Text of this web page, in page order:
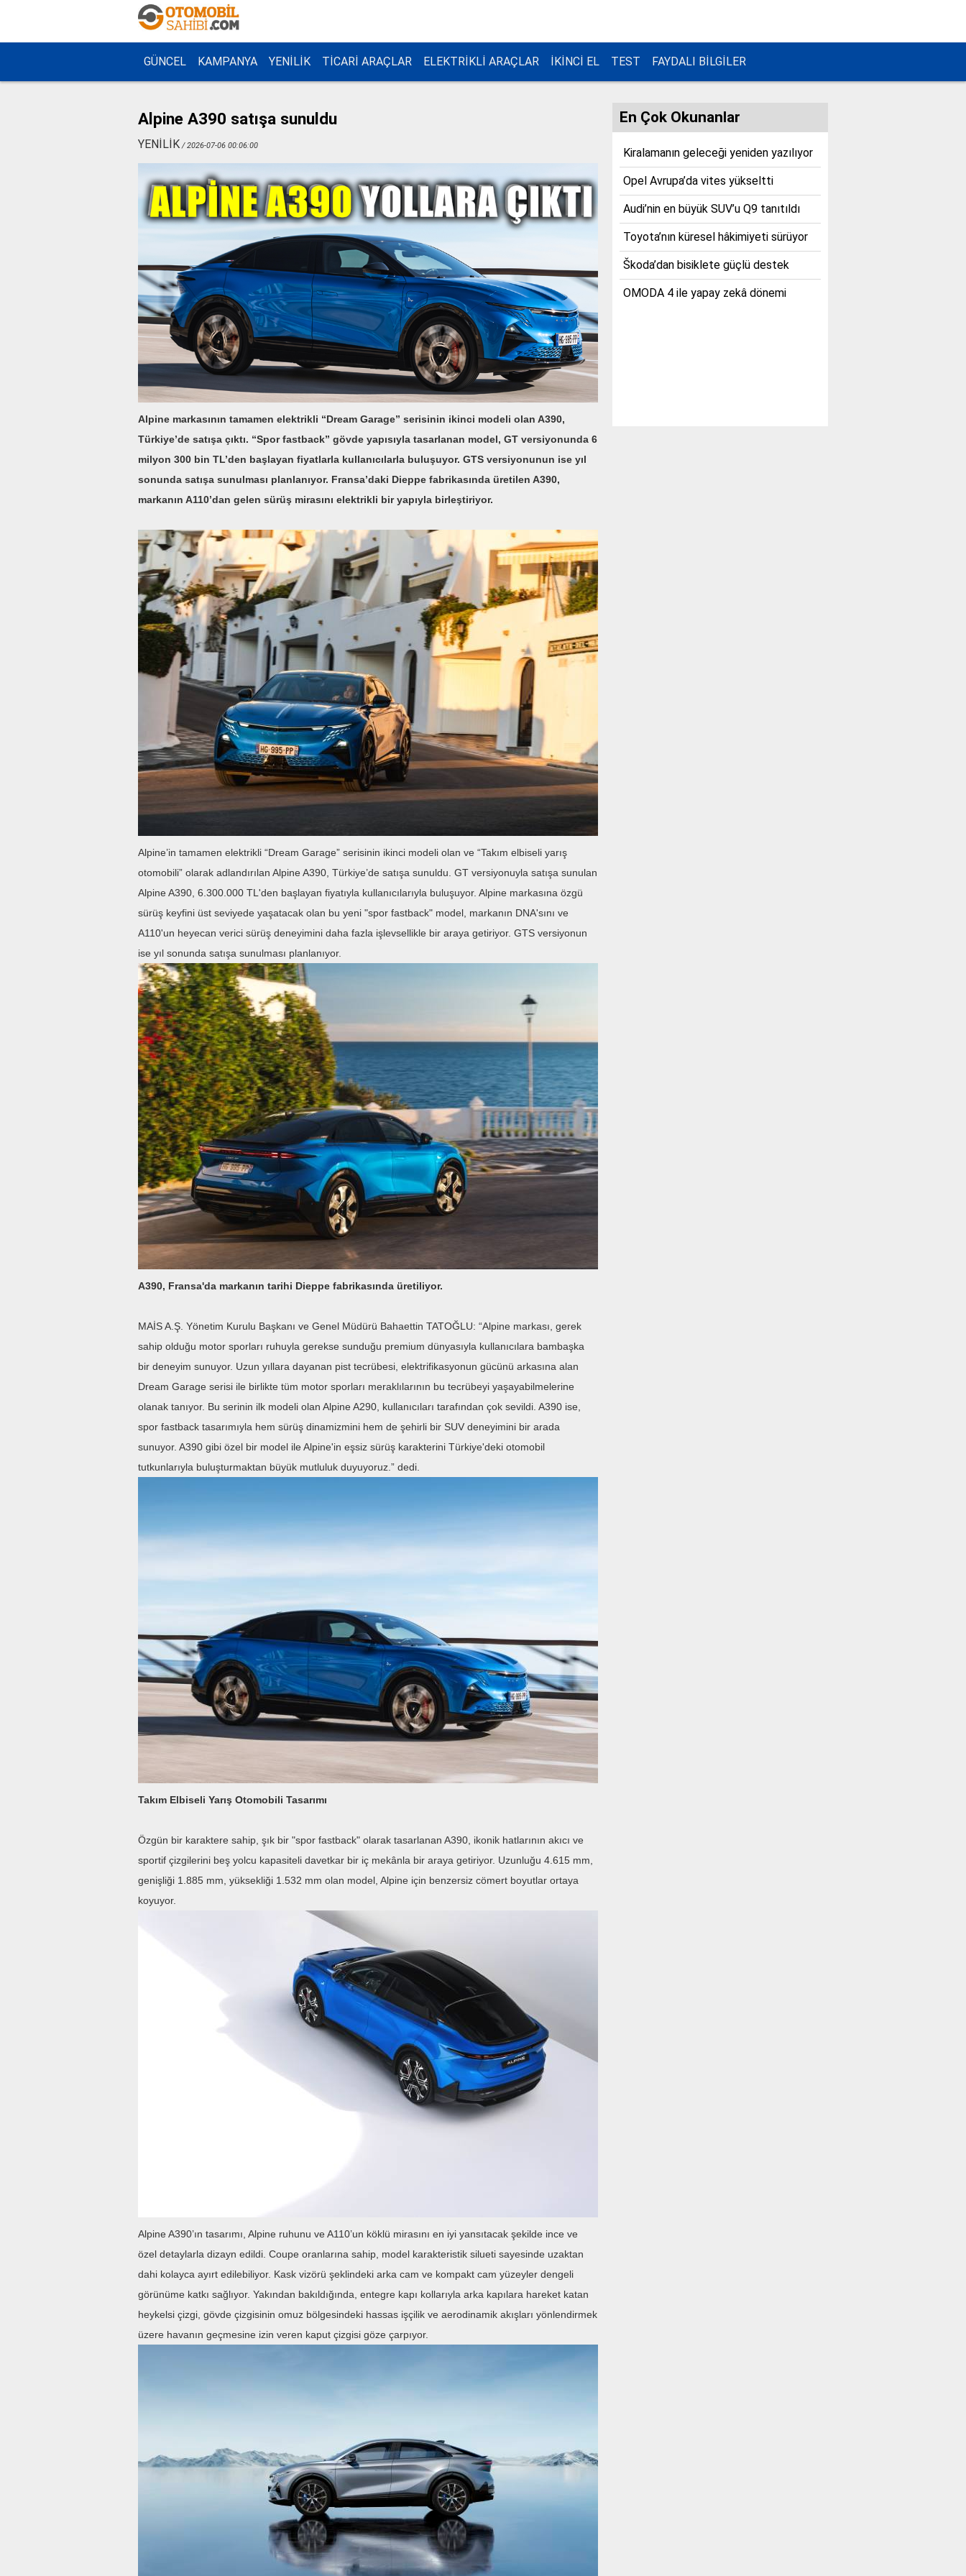
GÜNCEL KAMPANYA YENİLİK TİCARİ ARAÇLAR ELEKTRİKLİ ARAÇLAR İKİNCİ EL TEST FAYDALI BİLGİLER
Alpine A390 satışa sunuldu
YENİLİK / 2026-07-06 00:06:00
Alpine markasının tamamen elektrikli “Dream Garage” serisinin ikinci modeli olan A390,
Türkiye’de satışa çıktı. “Spor fastback” gövde yapısıyla tasarlanan model, GT versiyonunda 6
milyon 300 bin TL’den başlayan fiyatlarla kullanıcılarla buluşuyor. GTS versiyonunun ise yıl
sonunda satışa sunulması planlanıyor. Fransa’daki Dieppe fabrikasında üretilen A390,
markanın A110’dan gelen sürüş mirasını elektrikli bir yapıyla birleştiriyor.
Alpine’in tamamen elektrikli “Dream Garage” serisinin ikinci modeli olan ve “Takım elbiseli yarış
otomobili” olarak adlandırılan Alpine A390, Türkiye’de satışa sunuldu. GT versiyonuyla satışa sunulan
Alpine A390, 6.300.000 TL'den başlayan fiyatıyla kullanıcılarıyla buluşuyor. Alpine markasına özgü
sürüş keyfini üst seviyede yaşatacak olan bu yeni "spor fastback" model, markanın DNA'sını ve
A110'un heyecan verici sürüş deneyimini daha fazla işlevsellikle bir araya getiriyor. GTS versiyonun
ise yıl sonunda satışa sunulması planlanıyor.
A390, Fransa'da markanın tarihi Dieppe fabrikasında üretiliyor.
MAİS A.Ş. Yönetim Kurulu Başkanı ve Genel Müdürü Bahaettin TATOĞLU: “Alpine markası, gerek
sahip olduğu motor sporları ruhuyla gerekse sunduğu premium dünyasıyla kullanıcılara bambaşka
bir deneyim sunuyor. Uzun yıllara dayanan pist tecrübesi, elektrifikasyonun gücünü arkasına alan
Dream Garage serisi ile birlikte tüm motor sporları meraklılarının bu tecrübeyi yaşayabilmelerine
olanak tanıyor. Bu serinin ilk modeli olan Alpine A290, kullanıcıları tarafından çok sevildi. A390 ise,
spor fastback tasarımıyla hem sürüş dinamizmini hem de şehirli bir SUV deneyimini bir arada
sunuyor. A390 gibi özel bir model ile Alpine'in eşsiz sürüş karakterini Türkiye'deki otomobil
tutkunlarıyla buluşturmaktan büyük mutluluk duyuyoruz.” dedi.
Takım Elbiseli Yarış Otomobili Tasarımı
Özgün bir karaktere sahip, şık bir "spor fastback" olarak tasarlanan A390, ikonik hatlarının akıcı ve
sportif çizgilerini beş yolcu kapasiteli davetkar bir iç mekânla bir araya getiriyor. Uzunluğu 4.615 mm,
genişliği 1.885 mm, yüksekliği 1.532 mm olan model, Alpine için benzersiz cömert boyutlar ortaya
koyuyor.
Alpine A390’ın tasarımı, Alpine ruhunu ve A110’un köklü mirasını en iyi yansıtacak şekilde ince ve
özel detaylarla dizayn edildi. Coupe oranlarına sahip, model karakteristik silueti sayesinde uzaktan
dahi kolayca ayırt edilebiliyor. Kask vizörü şeklindeki arka cam ve kompakt cam yüzeyler dengeli
görünüme katkı sağlıyor. Yakından bakıldığında, entegre kapı kollarıyla arka kapılara hareket katan
heykelsi çizgi, gövde çizgisinin omuz bölgesindeki hassas işçilik ve aerodinamik akışları yönlendirmek
üzere havanın geçmesine izin veren kaput çizgisi göze çarpıyor.
En Çok Okunanlar
Kiralamanın geleceği yeniden yazılıyor
Opel Avrupa’da vites yükseltti
Audi’nin en büyük SUV’u Q9 tanıtıldı
Toyota’nın küresel hâkimiyeti sürüyor
Škoda’dan bisiklete güçlü destek
OMODA 4 ile yapay zekâ dönemi